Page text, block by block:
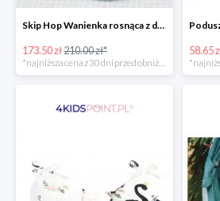
Skip Hop Wanienka rosnąca z dzieckiem Wielorybek
173.50 zł210.00 zł*
*najniższa cena z 30 dni przed obniżką
58.65